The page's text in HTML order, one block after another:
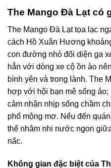
The Mango Đà Lạt có
The Mango Đà Lạt tọa lạc
cách Hồ Xuân Hương
con đường nhỏ đối diện ga
hẳn với dòng xe cộ ồn ào
bình yên và trong lành. The
hợp với hội bạn mê sống
cảm nhận nhịp sống chầm
phố mộng mơ. Nếu đến
thể nhâm nhi nước ngon
nấc.
Không gian đặc biệt của